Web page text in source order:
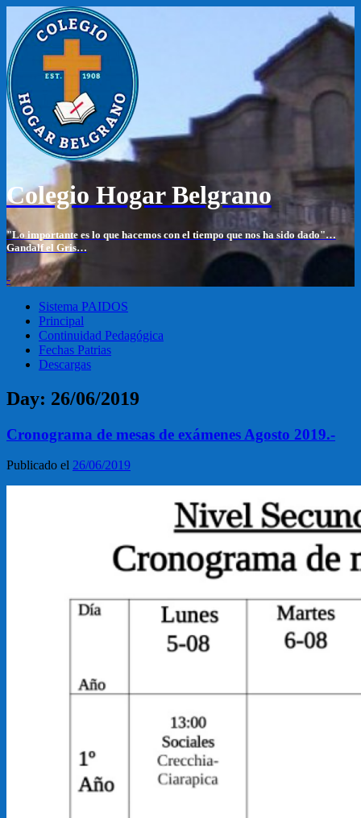
Colegio Hogar Belgrano
"Lo importante es lo que hacemos con el tiempo que nos ha sido dado"…
Gandalf el Gris…
-
Sistema PAIDOS
Principal
Continuidad Pedagógica
Fechas Patrias
Descargas
Day: 26/06/2019
Cronograma de mesas de exámenes Agosto 2019.-
Publicado el 26/06/2019